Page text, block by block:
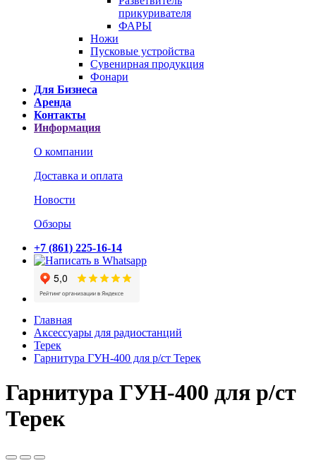
прикуривателя
ФАРЫ
Ножи
Пусковые устройства
Сувенирная продукция
Фонари
Для Бизнеса
Аренда
Контакты
Информация
О компании
Доставка и оплата
Новости
Обзоры
+7 (861) 225-16-14
Главная
Аксессуары для радиостанций
Терек
Гарнитура ГУН-400 для р/ст Терек
Гарнитура ГУН-400 для р/ст
Терек